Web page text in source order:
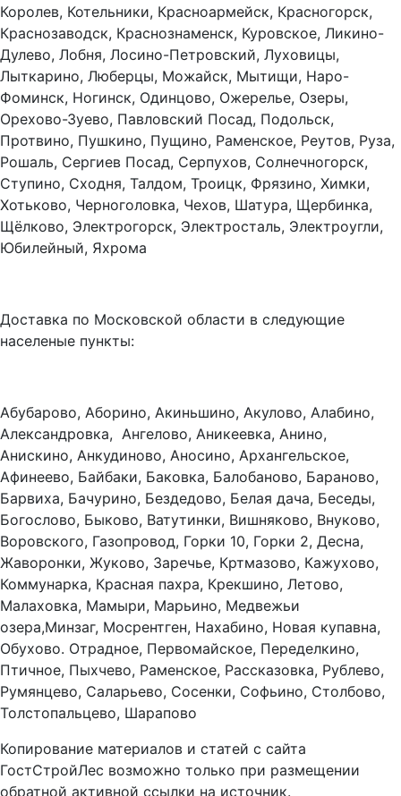
Королев, Котельники, Красноармейск, Красногорск,
Краснозаводск, Краснознаменск, Куровское, Ликино-
Дулево, Лобня, Лосино-Петровский, Луховицы,
Лыткарино, Люберцы, Можайск, Мытищи, Наро-
Фоминск, Ногинск, Одинцово, Ожерелье, Озеры,
Орехово-Зуево, Павловский Посад, Подольск,
Протвино, Пушкино, Пущино, Раменское, Реутов, Руза,
Рошаль, Сергиев Посад, Серпухов, Солнечногорск,
Ступино, Сходня, Талдом, Троицк, Фрязино, Химки,
Хотьково, Черноголовка, Чехов, Шатура, Щербинка,
Щёлково, Электрогорск, Электросталь, Электроугли,
Юбилейный, Яхрома
Доставка по Московской области в следующие
населеные пункты:
Абубарово, Аборино, Акиньшино, Акулово, Алабино,
Александровка, Ангелово, Аникеевка, Анино,
Анискино, Анкудиново, Аносино, Архангельское,
Афинеево, Байбаки, Баковка, Балобаново, Бараново,
Барвиха, Бачурино, Бездедово, Белая дача, Беседы,
Богослово, Быково, Ватутинки, Вишняково, Внуково,
Воровского, Газопровод, Горки 10, Горки 2, Десна,
Жаворонки, Жуково, Заречье, Кртмазово, Кажухово,
Коммунарка, Красная пахра, Крекшино, Летово,
Малаховка, Мамыри, Марьино, Медвежьи
озера,Минзаг, Мосрентген, Нахабино, Новая купавна,
Обухово. Отрадное, Первомайское, Переделкино,
Птичное, Пыхчево, Раменское, Рассказовка, Рублево,
Румянцево, Саларьево, Сосенки, Софьино, Столбово,
Толстопальцево, Шарапово
Копирование материалов и статей с сайта
ГостСтройЛес возможно только при размещении
обратной активной ссылки на источник.